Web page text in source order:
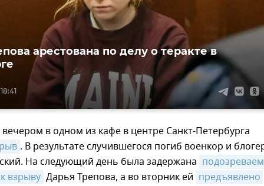
арестована по делу о теракте в
в одном из кафе в центре Санкт-Петербурга
. В результате случившегося погиб военкор и
На следующий день была задержана
взрыву Дарья Трепова, а во вторник ей предъявлено